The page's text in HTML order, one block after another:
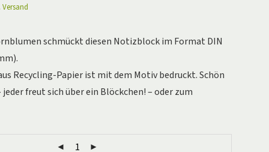
Versand
schmückt diesen Notizblock im Format DIN
Recycling-Papier ist mit dem Motiv bedruckt. Schön
jeder freut sich über ein Blöckchen! – oder zum